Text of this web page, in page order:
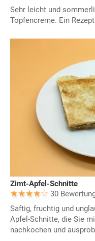
Sehr leicht und
Topfencreme. Ein
Zimt-Apfel-Schnitte
30
Saftig, fruchtig und
Apfel-Schnitte, die Sie
nachkochen und